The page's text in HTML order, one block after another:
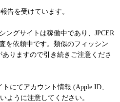
告を受けています。
ングサイトは稼働中であり、JPCER
を依頼中です。類似のフィッシン
りますので引き続きご注意くださ
にてアカウント情報 (Apple ID、
ように注意してください。